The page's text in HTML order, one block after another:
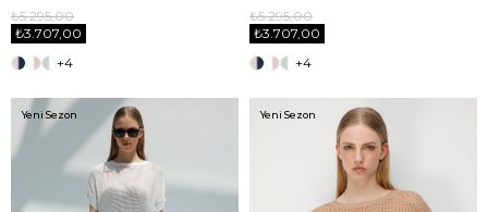
₺3.707,00
₺5.295,00
+4
₺3.707,00
₺5.295,00
+4
Yeni Sezon Yeni Sezon